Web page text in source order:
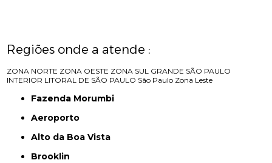
Regiões onde a atende :
ZONA NORTE ZONA OESTE ZONA SUL GRANDE SÃO PAULO
INTERIOR LITORAL DE SÃO PAULO São Paulo Zona Leste
Fazenda Morumbi
Aeroporto
Alto da Boa Vista
Brooklin